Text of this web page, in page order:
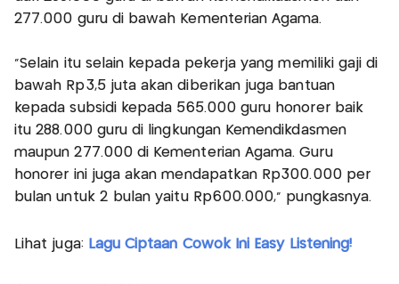
277.000 guru di bawah Kementerian Agama.
"Selain itu selain kepada pekerja yang memiliki gaji di
bawah Rp3,5 juta akan diberikan juga bantuan
kepada subsidi kepada 565.000 guru honorer baik
itu 288.000 guru di lingkungan Kemendikdasmen
maupun 277.000 di Kementerian Agama. Guru
honorer ini juga akan mendapatkan Rp300.000 per
bulan untuk 2 bulan yaitu Rp600.000," pungkasnya.
Lihat juga: Lagu Ciptaan Cowok Ini Easy Listening!